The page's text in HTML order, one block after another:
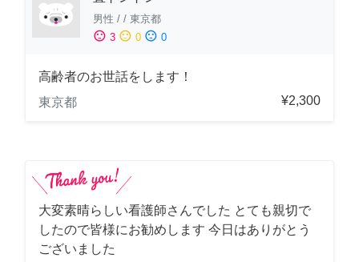
男性 / / 東京都
sentiment_satisfied 3 sentiment_neutral 0 sentiment_dissatisfied 0
高齢者のお世話をします！
東京都
¥2,300
大変素晴らしい看護師さんでした とても親切で
したので皆様にお勧めします 今日はありがとう
ございました